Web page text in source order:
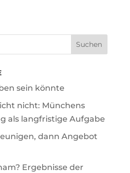
sein könnte
nicht: Münchens
als langfristige Aufgabe
dann Angebot
Ergebnisse der